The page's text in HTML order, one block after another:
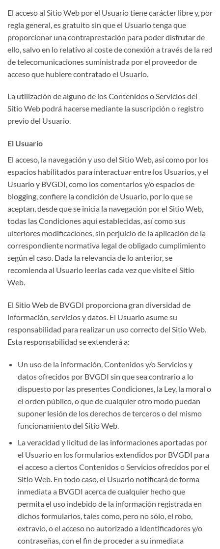
El acceso al Sitio Web por el Usuario tiene carácter libre y, por
regla general, es gratuito sin que el Usuario tenga que
proporcionar una contraprestación para poder disfrutar de
ello, salvo en lo relativo al coste de conexión a través de la red
de telecomunicaciones suministrada por el proveedor de
acceso que hubiere contratado el Usuario.
La utilización de alguno de los Contenidos o Servicios del
Sitio Web podrá hacerse mediante la suscripción o registro
previo del Usuario.
El Usuario
El acceso, la navegación y uso del Sitio Web, así como por los
espacios habilitados para interactuar entre los Usuarios, y el
Usuario y BVGDI, como los comentarios y/o espacios de
blogging, confiere la condición de Usuario, por lo que se
aceptan, desde que se inicia la navegación por el Sitio Web,
todas las Condiciones aquí establecidas, así como sus
ulteriores modificaciones, sin perjuicio de la aplicación de la
correspondiente normativa legal de obligado cumplimiento
según el caso. Dada la relevancia de lo anterior, se
recomienda al Usuario leerlas cada vez que visite el Sitio
Web.
El Sitio Web de BVGDI proporciona gran diversidad de
información, servicios y datos. El Usuario asume su
responsabilidad para realizar un uso correcto del Sitio Web.
Esta responsabilidad se extenderá a:
Un uso de la información, Contenidos y/o Servicios y
datos ofrecidos por BVGDI sin que sea contrario a lo
dispuesto por las presentes Condiciones, la Ley, la moral o
el orden público, o que de cualquier otro modo puedan
suponer lesión de los derechos de terceros o del mismo
funcionamiento del Sitio Web.
La veracidad y licitud de las informaciones aportadas por
el Usuario en los formularios extendidos por BVGDI para
el acceso a ciertos Contenidos o Servicios ofrecidos por el
Sitio Web. En todo caso, el Usuario notificará de forma
inmediata a BVGDI acerca de cualquier hecho que
permita el uso indebido de la información registrada en
dichos formularios, tales como, pero no sólo, el robo,
extravío, o el acceso no autorizado a identificadores y/o
contraseñas, con el fin de proceder a su inmediata